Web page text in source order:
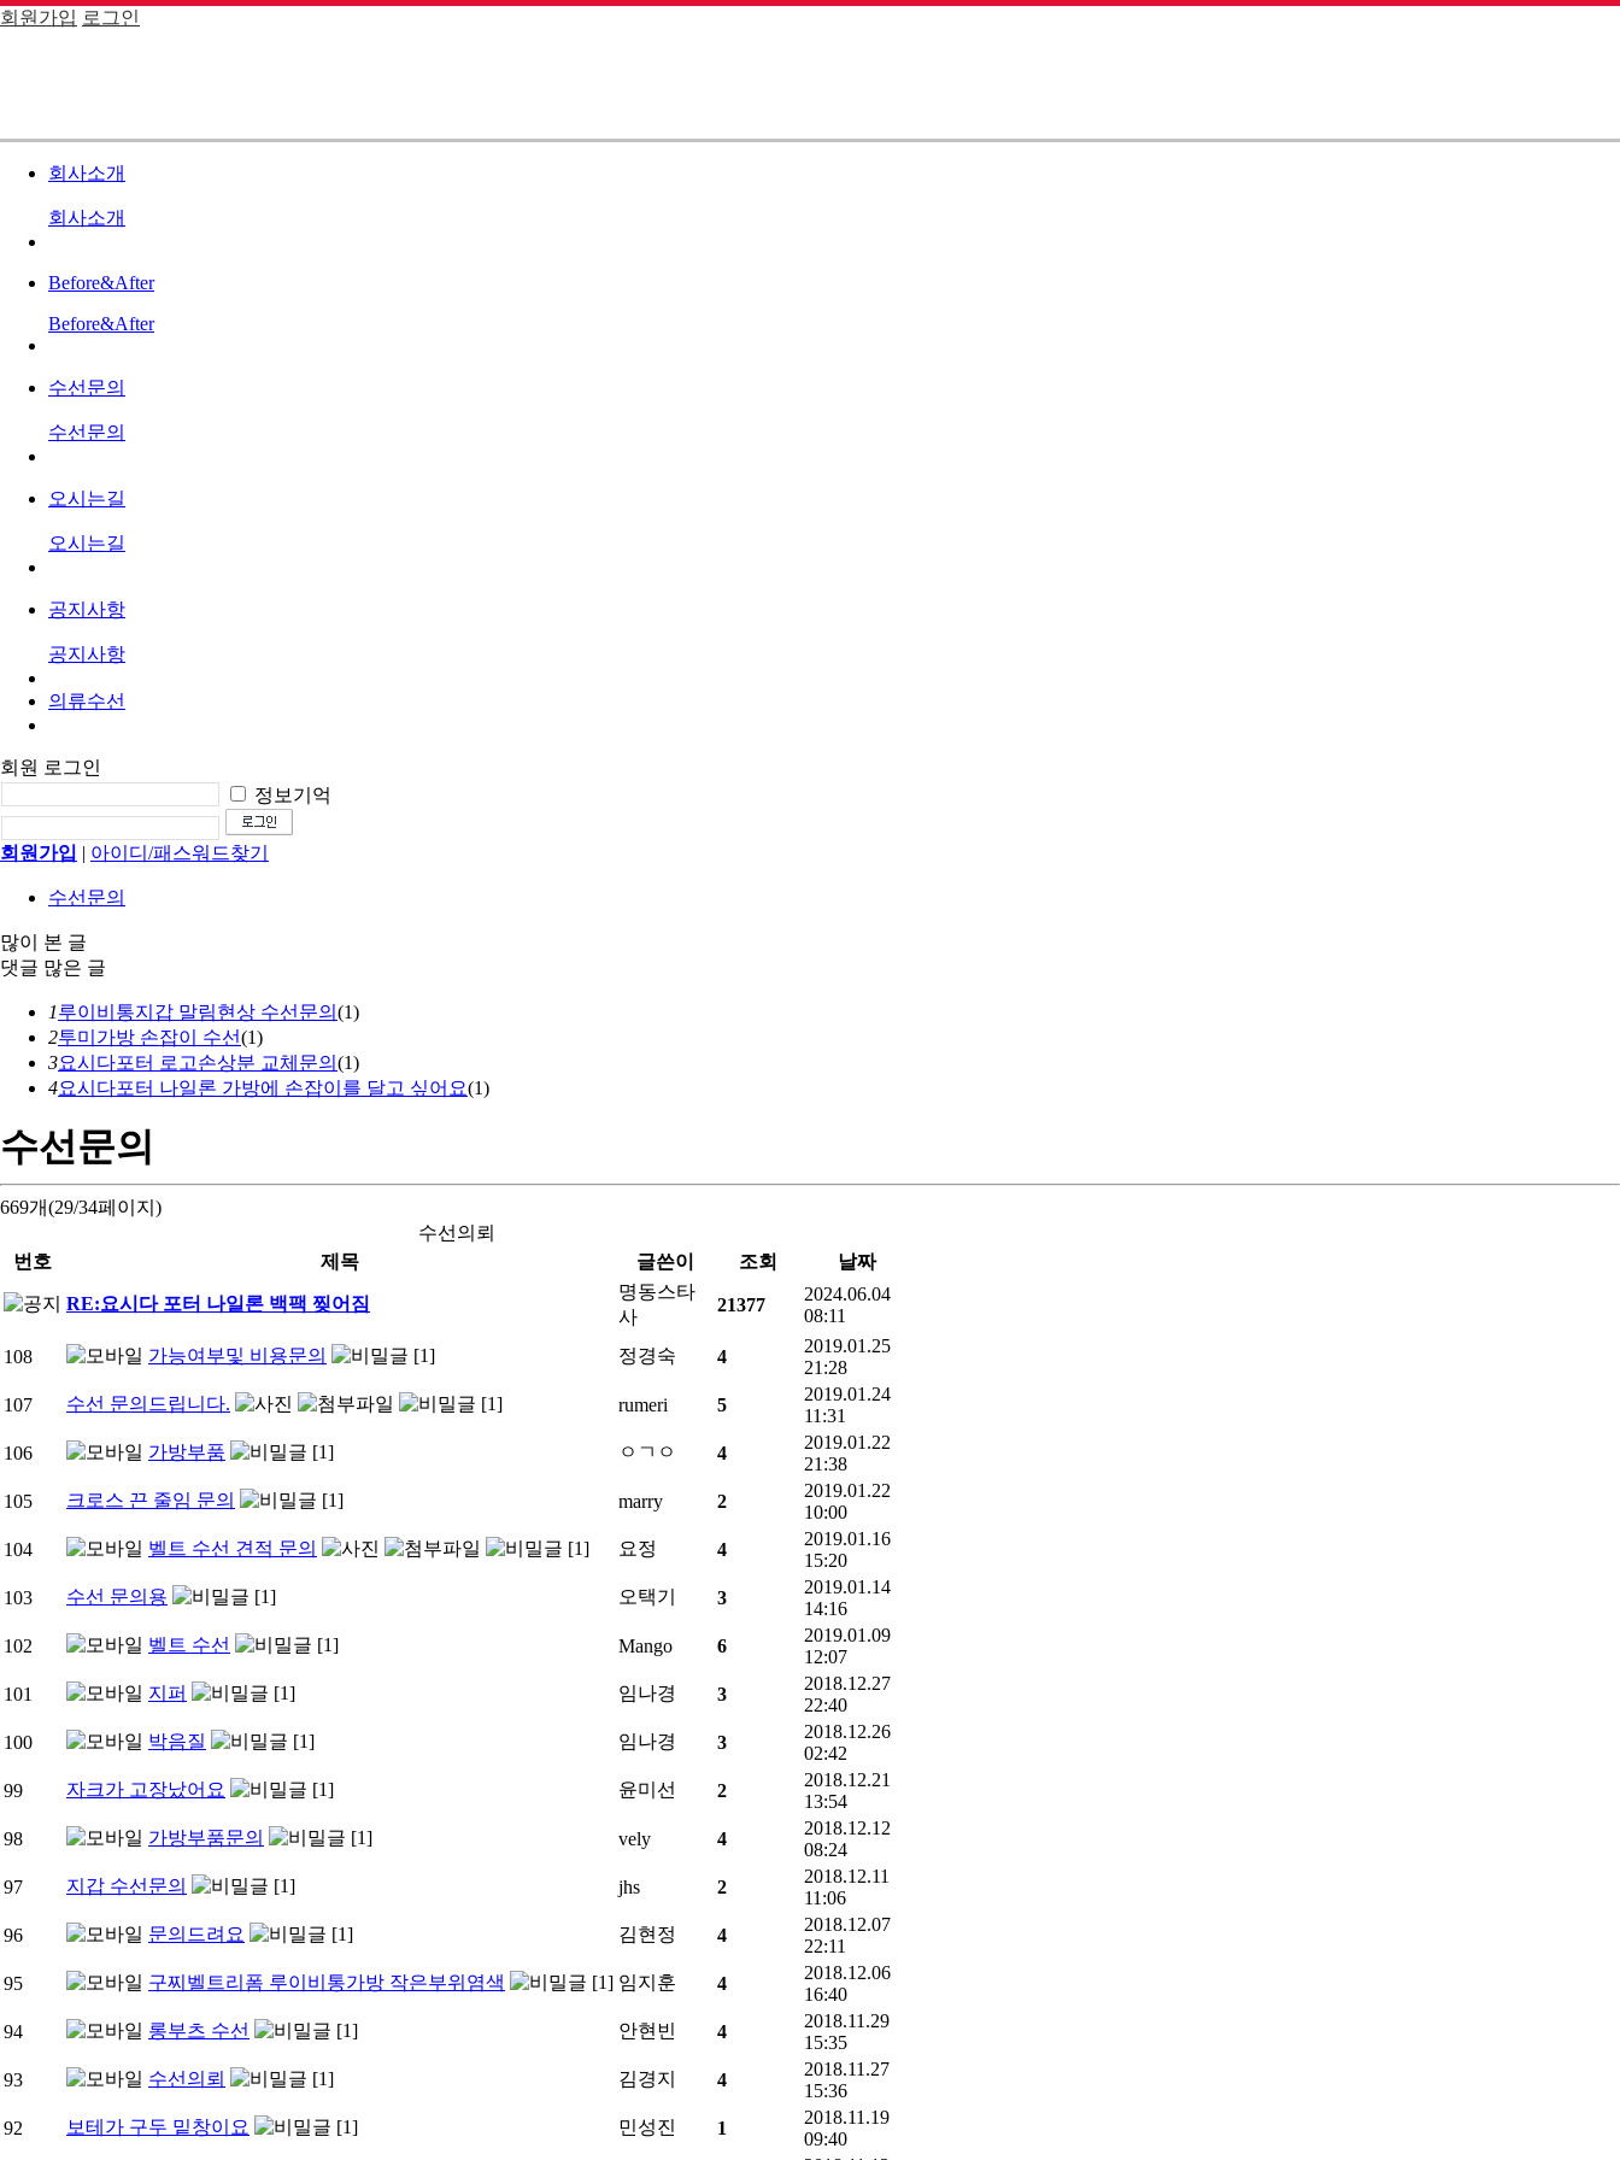
회원가입 로그인
회사소개
회사소개
Before&After
Before&After
수선문의
수선문의
오시는길
오시는길
공지사항
공지사항
의류수선
회원 로그인
정보기억
회원가입 | 아이디/패스워드찾기
수선문의
많이 본 글
댓글 많은 글
1루이비통지갑 말림현상 수선문의 (1)
2투미가방 손잡이 수선(1)
3요시다포터 로고손상분 교체문의 (1)
4요시다포터 나일론 가방에 손잡이를 달고 싶어요(1)
수선문의
669개(29/34페이지)
수선의뢰
번호
제목 글쓴이 조회 날짜
RE:요시다 포터 나일론 백팩 찢어짐
명동스타
사
21377
2024.06.04
08:11
108
가능여부및 비용문의 [1] 정경숙 4
2019.01.25
21:28
107
수선 문의드립니다. [1] rumeri 5
2019.01.24
11:31
106
가방부품 [1] ㅇㄱㅇ 4
2019.01.22
21:38
105
크로스 끈 줄임 문의 [1] marry 2
2019.01.22
10:00
104
벨트 수선 견적 문의 [1] 요정 4
2019.01.16
15:20
103
수선 문의용 [1] 오택기 3
2019.01.14
14:16
102
벨트 수선 [1] Mango 6
2019.01.09
12:07
101
지퍼 [1] 임나경 3
2018.12.27
22:40
100
박음질 [1] 임나경 3
2018.12.26
02:42
99
자크가 고장났어요 [1] 윤미선 2
2018.12.21
13:54
98
가방부품문의 [1] vely 4
2018.12.12
08:24
97
지갑 수선문의 [1] jhs 2
2018.12.11
11:06
96
문의드려요 [1] 김현정 4
2018.12.07
22:11
95
구찌벨트리폼 루이비통가방 작은부위염색 [1] 임지훈 4
2018.12.06
16:40
94
롱부츠 수선 [1] 안현빈 4
2018.11.29
15:35
93
수선의뢰 [1] 김경지 4
2018.11.27
15:36
92
보테가 구두 밑창이요 [1] 민성진 1
2018.11.19
09:40